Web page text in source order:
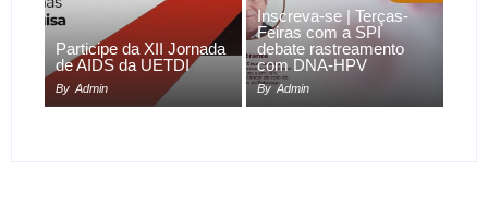
Participe da XII Jornada
de AIDS da UETDI
By Admin
Inscreva-se | Terças-
Feiras com a SPI
debate rastreamento
com DNA-HPV
By Admin